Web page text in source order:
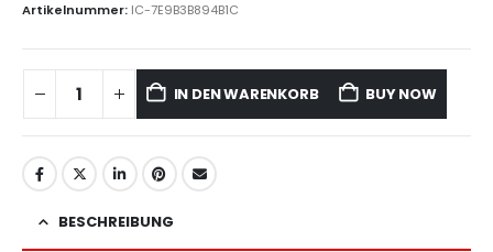
Artikelnummer: IC-7E9B3B894B1C
IN DEN WARENKORB BUY NOW
BESCHREIBUNG